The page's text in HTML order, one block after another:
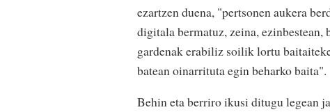
ezartzen duena, "pertsonen aukera
digitala bermatuz, zeina,
gardenak erabiliz soilik lortu
batean oinarrituta egin beharko baita".
Behin eta berriro ikusi ditugu legean